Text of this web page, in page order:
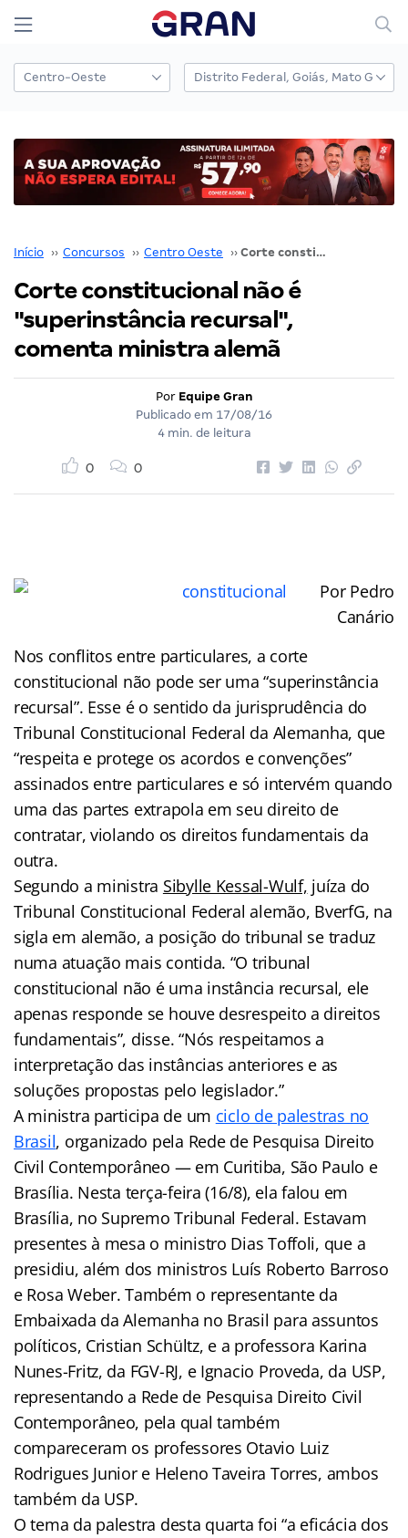
Início ›› Concursos ›› Centro Oeste ›› Corte constitucional não é "superinstância recursal", comenta ministra alemã
Corte constitucional não é
"superinstância recursal",
comenta ministra alemã
Por Equipe Gran
Publicado em 17/08/16
4 min. de leitura
0 0
Por Pedro
Canário
Nos conflitos entre particulares, a corte
constitucional não pode ser uma “superinstância
recursal”. Esse é o sentido da jurisprudência do
Tribunal Constitucional Federal da Alemanha, que
“respeita e protege os acordos e convenções”
assinados entre particulares e só intervém quando
uma das partes extrapola em seu direito de
contratar, violando os direitos fundamentais da
outra.
Segundo a ministra Sibylle Kessal-Wulf, juíza do
Tribunal Constitucional Federal alemão, BverfG, na
sigla em alemão, a posição do tribunal se traduz
numa atuação mais contida. “O tribunal
constitucional não é uma instância recursal, ele
apenas responde se houve desrespeito a direitos
fundamentais”, disse. “Nós respeitamos a
interpretação das instâncias anteriores e as
soluções propostas pelo legislador.”
A ministra participa de um ciclo de palestras no
Brasil, organizado pela Rede de Pesquisa Direito
Civil Contemporâneo — em Curitiba, São Paulo e
Brasília. Nesta terça-feira (16/8), ela falou em
Brasília, no Supremo Tribunal Federal. Estavam
presentes à mesa o ministro Dias Toffoli, que a
presidiu, além dos ministros Luís Roberto Barroso
e Rosa Weber. Também o representante da
Embaixada da Alemanha no Brasil para assuntos
políticos, Cristian Schültz, e a professora Karina
Nunes-Fritz, da FGV-RJ, e Ignacio Proveda, da USP,
representando a Rede de Pesquisa Direito Civil
Contemporâneo, pela qual também
compareceram os professores Otavio Luiz
Rodrigues Junior e Heleno Taveira Torres, ambos
também da USP.
O tema da palestra desta quarta foi “a eficácia dos